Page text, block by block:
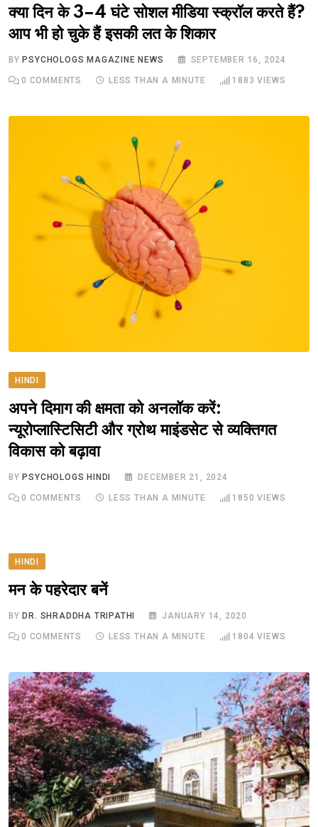
क्या दिन के 3–4 घंटे सोशल मीडिया स्क्रॉल करते हैं?
आप भी हो चुके हैं इसकी लत के शिकार
BY PSYCHOLOGS MAGAZINE NEWS SEPTEMBER 16, 2024
0 COMMENTS LESS THAN A MINUTE 1883 VIEWS
HINDI
अपने दिमाग की क्षमता को अनलॉक करें:
न्यूरोप्लास्टिसिटी और ग्रोथ माइंडसेट से व्यक्तिगत
विकास को बढ़ावा
BYPSYCHOLOGS HINDI DECEMBER 21, 2024
0 COMMENTS LESS THAN A MINUTE 1850 VIEWS
HINDI
मन के पहरेदार बनें
BYDR. SHRADDHA TRIPATHI JANUARY 14, 2020
0 COMMENTS LESS THAN A MINUTE 1804 VIEWS